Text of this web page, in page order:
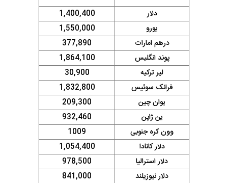
دلار
1,400,400
یورو
1,550,000
درهم امارات
377,890
پوند انگلیس
1,864,100
لیر ترکیه
30,900
فرانک سوئیس
1,832,800
یوان چین
209,300
ین ژاپن
932,460
وون کره جنوبی
1009
دلار کانادا
1,054,400
دلار استرالیا
978,500
دلار نیوزیلند
841,000